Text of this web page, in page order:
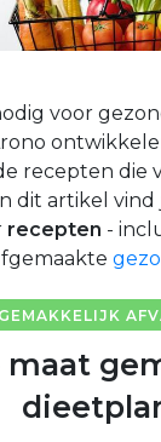
voor
recepten die
dit artikel vind
recepten -
GEMAKKELIJK
maat